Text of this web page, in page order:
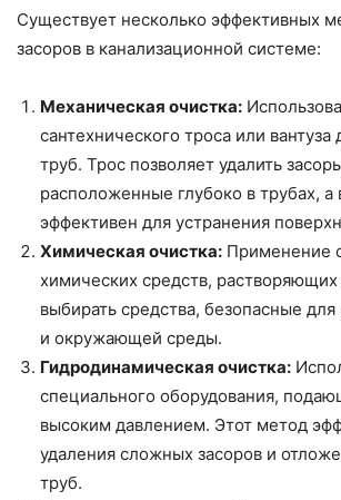
Существует несколько эффективных
засоров в канализационной системе:
Механическая очистка:
сантехнического троса или вантуза
труб. Трос позволяет удалить
расположенные глубоко в трубах, а
эффективен для устранения
Химическая очистка: Применение
химических средств,
выбирать средства, безопасные
и окружающей среды.
Гидродинамическая очистка:
специального оборудования,
высоким давлением. Этот метод
удаления сложных засоров и
труб.